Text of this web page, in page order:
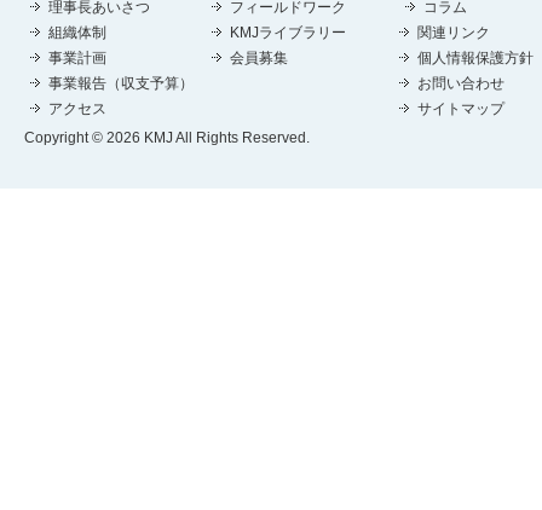
理事長あいさつ
組織体制
事業計画
事業報告（収支予算）
アクセス
フィールドワーク
KMJライブラリー
会員募集
コラム
関連リンク
個人情報保護方針
お問い合わせ
サイトマップ
Copyright © 2026 KMJ All Rights Reserved.